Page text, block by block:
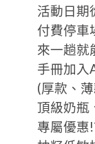
活動日期
付費停車
來一趟就
手冊加入
(厚款、
頂級奶瓶
專屬優惠